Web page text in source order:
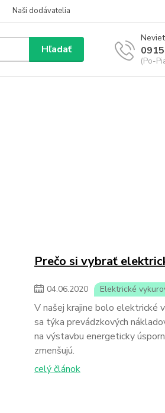
Naši dodávatelia
Hľadať
(Po-
Prečo si vybrať
04.06.2020 Elektrické
V našej krajine bolo elektrické
sa týka prevádzkových
na výstavbu energeticky
zmenšujú.
celý článok